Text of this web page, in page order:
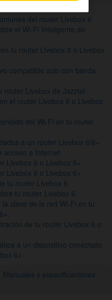
del router Livebox 6
el Wi-Fi Inteligente de
tu router Livebox 6 o Livebox
compatible solo con banda
router Livebox de Jazztel
el router Livebox 6 o Livebox
del Wi-Fi en tu router
a un router Livebox 6/6+
acceso a Internet
Livebox 6 o Livebox 6+
Livebox 6 o Livebox 6+
tu router Livebox 6
tu router Livebox 6
clave de la red Wi-Fi en tu
de tu router Livebox 6 o
a un dispositivo conectado
6+
Manuales y especificaciones